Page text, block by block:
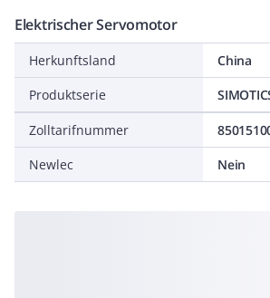
Elektrischer Servomotor
Herkunftsland
China
Produktserie
Zolltarifnummer
Newlec
Nein